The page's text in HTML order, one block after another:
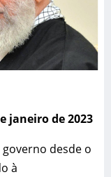
janeiro de 2023
desde o
à